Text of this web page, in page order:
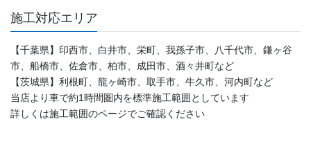
施工対応エリア
【千葉県】印西市、白井市、栄町、我孫子市、八千代市、鎌ヶ谷
市、船橋市、佐倉市、柏市、成田市、酒々井町など
【茨城県】利根町、龍ヶ崎市、取手市、牛久市、河内町など
当店より車で約1時間圏内を標準施工範囲としています
詳しくは施工範囲のページでご確認ください